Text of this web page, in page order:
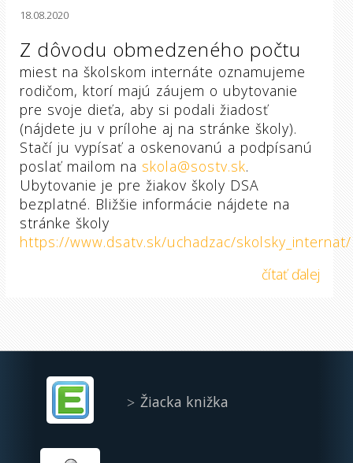
18.08.2020
Z dôvodu obmedzeného počtu
miest na školskom internáte oznamujeme
rodičom, ktorí majú záujem o ubytovanie
pre svoje dieťa, aby si podali žiadosť
(nájdete ju v prílohe aj na stránke školy).
Stačí ju vypísať a oskenovanú a podpísanú
poslať mailom na skola@sostv.sk.
Ubytovanie je pre žiakov školy DSA
bezplatné. Bližšie informácie nájdete na
stránke školy
https://www.dsatv.sk/uchadzac/skolsky_internat/
čítať ďalej
Žiacka knižka